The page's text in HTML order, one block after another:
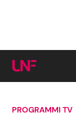
Cerca:
PROGRAMMI TV